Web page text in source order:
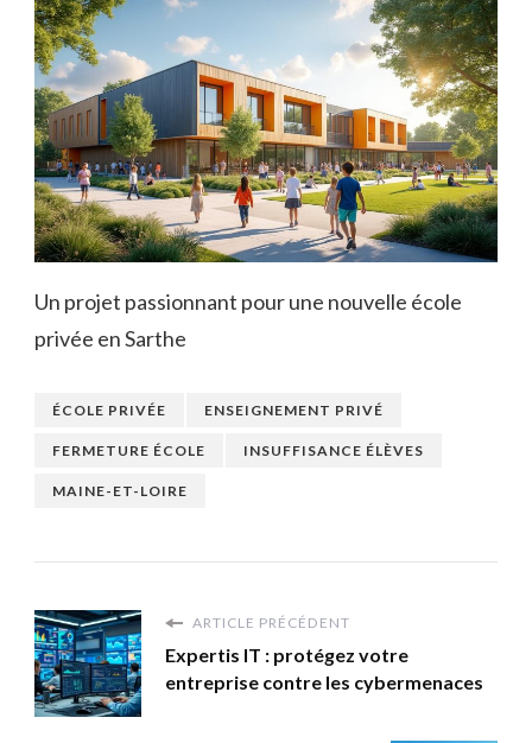
Un projet passionnant pour une nouvelle école
privée en Sarthe
ÉCOLE PRIVÉE ENSEIGNEMENT PRIVÉ
FERMETURE ÉCOLE INSUFFISANCE ÉLÈVES
MAINE-ET-LOIRE
ARTICLE PRÉCÉDENT
Expertis IT : protégez votre
entreprise contre les cybermenaces